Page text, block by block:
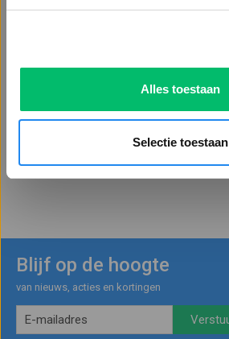
Alles toestaan
Selectie toestaan
TAB4331EX
produceert 65 lumens licht en
heeft en bereik van 60 meter. De
zware belasting van stoten en IP-
incl. BTW
Voeg toe
Blijf op de hoogte
van nieuws, acties en kortingen